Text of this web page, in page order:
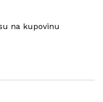
na kupovinu